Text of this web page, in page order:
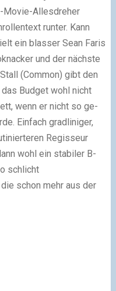
Movie-Allesdreher
runter. Kann
ein blasser Sean Faris
und der nächste
(Common) gibt den
Budget wohl nicht
wenn er nicht so ge-
Einfach gradliniger,
Regisseur
wohl ein stabiler B-
schlicht
schon mehr aus der